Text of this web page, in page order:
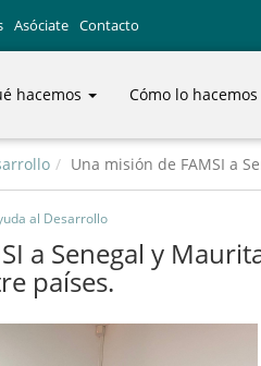
Asóciate Contacto
hacemos Cómo lo hacemos
Una misión de FAMSI a
al Desarrollo
a Senegal y
países.